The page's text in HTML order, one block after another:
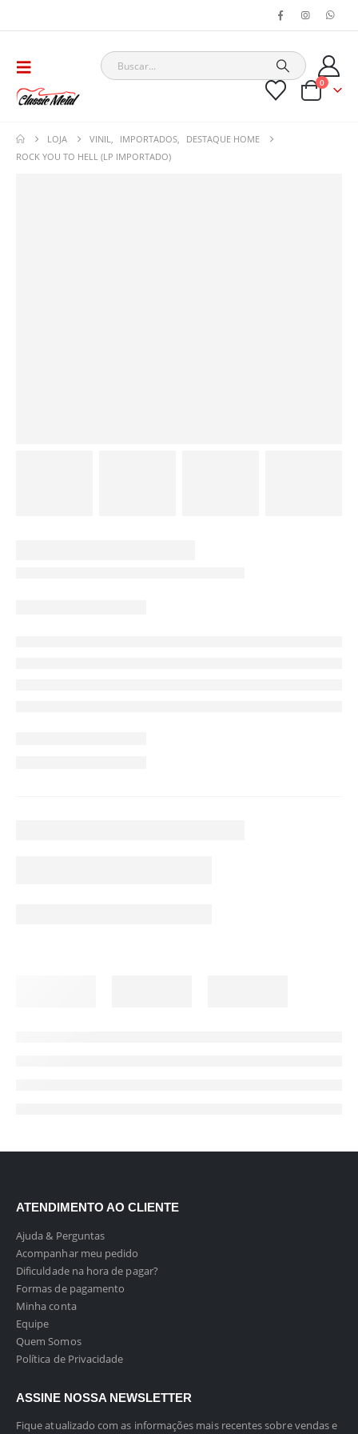
0
LOJA VINIL IMPORTADOS
DESTAQUE HOME
ROCK YOU TO HELL (LP IMPORTADO)
ATENDIMENTO AO CLIENTE
Ajuda & Perguntas
Acompanhar meu pedido
Dificuldade na hora de pagar?
Formas de pagamento
Minha conta
Equipe
Quem Somos
Política de Privacidade
ASSINE NOSSA NEWSLETTER
Fique atualizado com as informações mais recentes sobre vendas e